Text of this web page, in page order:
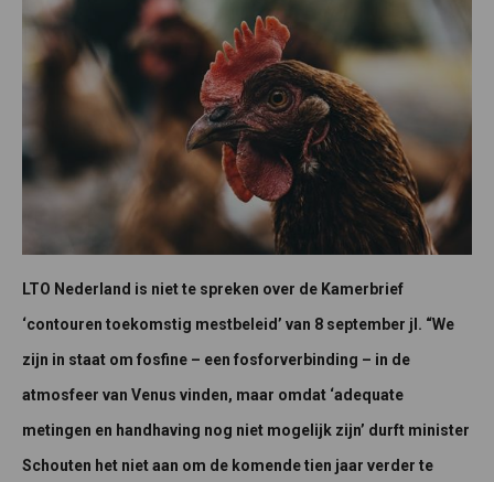
LTO Nederland is niet te spreken over de Kamerbrief
‘contouren toekomstig mestbeleid’ van 8 september jl. “We
zijn in staat om fosfine – een fosforverbinding – in de
atmosfeer van Venus vinden, maar omdat ‘adequate
metingen en handhaving nog niet mogelijk zijn’ durft minister
Schouten het niet aan om de komende tien jaar verder te